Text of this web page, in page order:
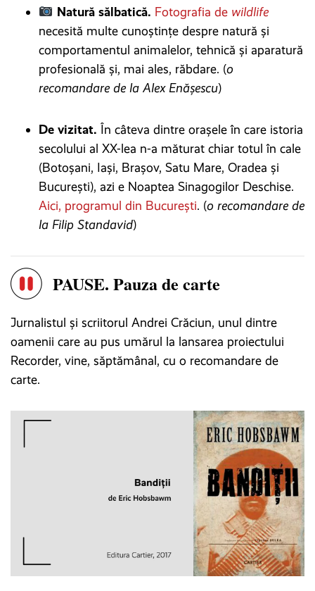
Natură sălbatică. Fotografia de wildlife
necesită multe cunoștințe despre natură și
comportamentul animalelor, tehnică și aparatură
profesională și, mai ales, răbdare. (o
recomandare de la Alex Enășescu)
De vizitat. În câteva dintre orașele în care istoria
secolului al XX-lea n-a măturat chiar totul în cale
(Botoșani, Iași, Brașov, Satu Mare, Oradea și
București), azi e Noaptea Sinagogilor Deschise.
Aici, programul din București. (o recomandare de
la Filip Standavid)
PAUSE. Pauza de carte
Jurnalistul și scriitorul Andrei Crăciun, unul dintre
oamenii care au pus umărul la lansarea proiectului
Recorder, vine, săptămânal, cu o recomandare de
carte.